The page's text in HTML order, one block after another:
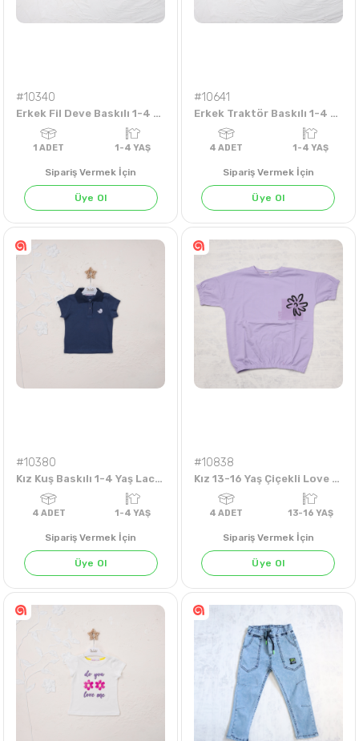
#10340
Erkek Fil Deve Baskılı 1-4 Yaş Tişört
Sipariş Vermek İçin
Üye Ol
#10641
Erkek Traktör Baskılı 1-4 Yaş Şort
4ADET
Sipariş Vermek İçin
Üye Ol
#10380
Kız Kuş Baskılı 1-4 Yaş Lacoste Badi
Sipariş Vermek İçin
Üye Ol
#10838
Kız 13-16 Yaş Çiçekli Love Sırt Baskılı Tişört
4 ADET
Sipariş Vermek İçin
Üye Ol